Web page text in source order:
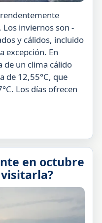
inviernos son -
y cálidos, incluido
excepción. En
de un clima cálido
de 12,55°C, que
Los días ofrecen
en octubre